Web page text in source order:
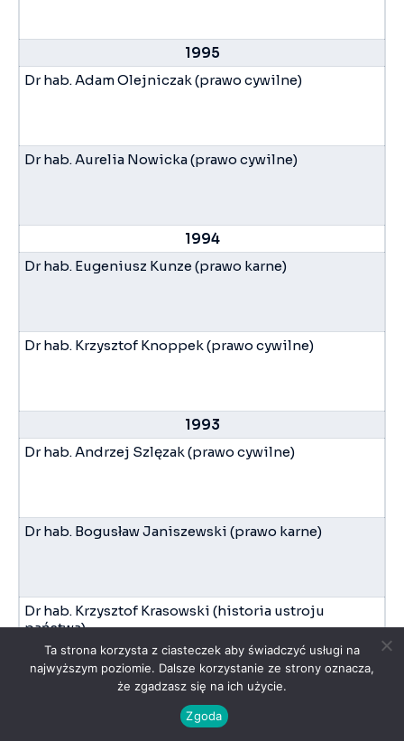
1995
Dr hab. Adam Olejniczak (prawo cywilne)
Dr hab. Aurelia Nowicka (prawo cywilne)
1994
Dr hab. Eugeniusz Kunze (prawo karne)
Dr hab. Krzysztof Knoppek (prawo cywilne)
1993
Dr hab. Andrzej Szlęzak (prawo cywilne)
Dr hab. Bogusław Janiszewski (prawo karne)
Dr hab. Krzysztof Krasowski (historia ustroju
państwa)
1992
Ta strona korzysta z ciasteczek aby świadczyć usługi na
najwyższym poziomie. Dalsze korzystanie ze strony oznacza,
że zgadzasz się na ich użycie.
Zgoda